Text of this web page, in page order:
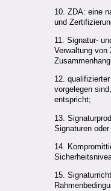
10. ZDA: eine
und
11. Signatur-
Verwaltung von
12.
vorgelegen
entspricht;
13.
Signaturen
14.
15.